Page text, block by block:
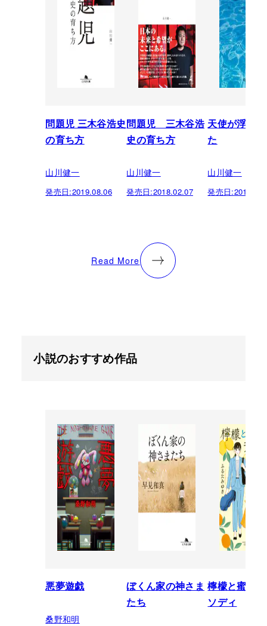
問題児 三木谷浩史
の育ち方
山川健一
発売日:2019.08.06
問題児 三木谷浩
史の育ち方
山川健一
発売日:2018.02.07
天使が浮か
た
山川健一
発売日:
Read More
小説のおすすめ作品
悪夢遊戯
桑野和明
ぼくん家の神さま
たち
檸檬と蜜柑
ソディ